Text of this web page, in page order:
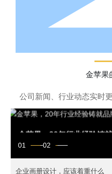
金苹果
公司新闻、行业动态实时
01 02
企业画册设计，应该着重什么